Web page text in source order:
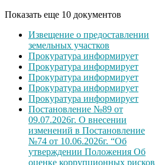
Показать еще 10 документов
Извещение о предоставлении
земельных участков
Прокуратура информирует
Прокуратура информирует
Прокуратура информирует
Прокуратура информирует
Прокуратура информирует
Постановление №89 от
09.07.2026г. О внесении
изменений в Постановление
№74 от 10.06.2026г. “Об
утверждении Положения Об
оценке коррупционных рисков